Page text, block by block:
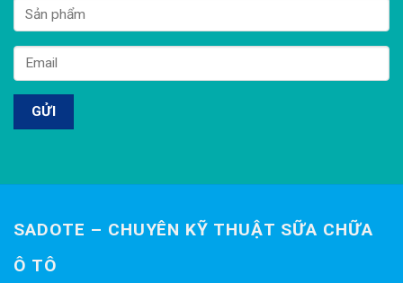
SADOTE – CHUYÊN KỸ THUẬT SỮA CHỮA
Ô TÔ